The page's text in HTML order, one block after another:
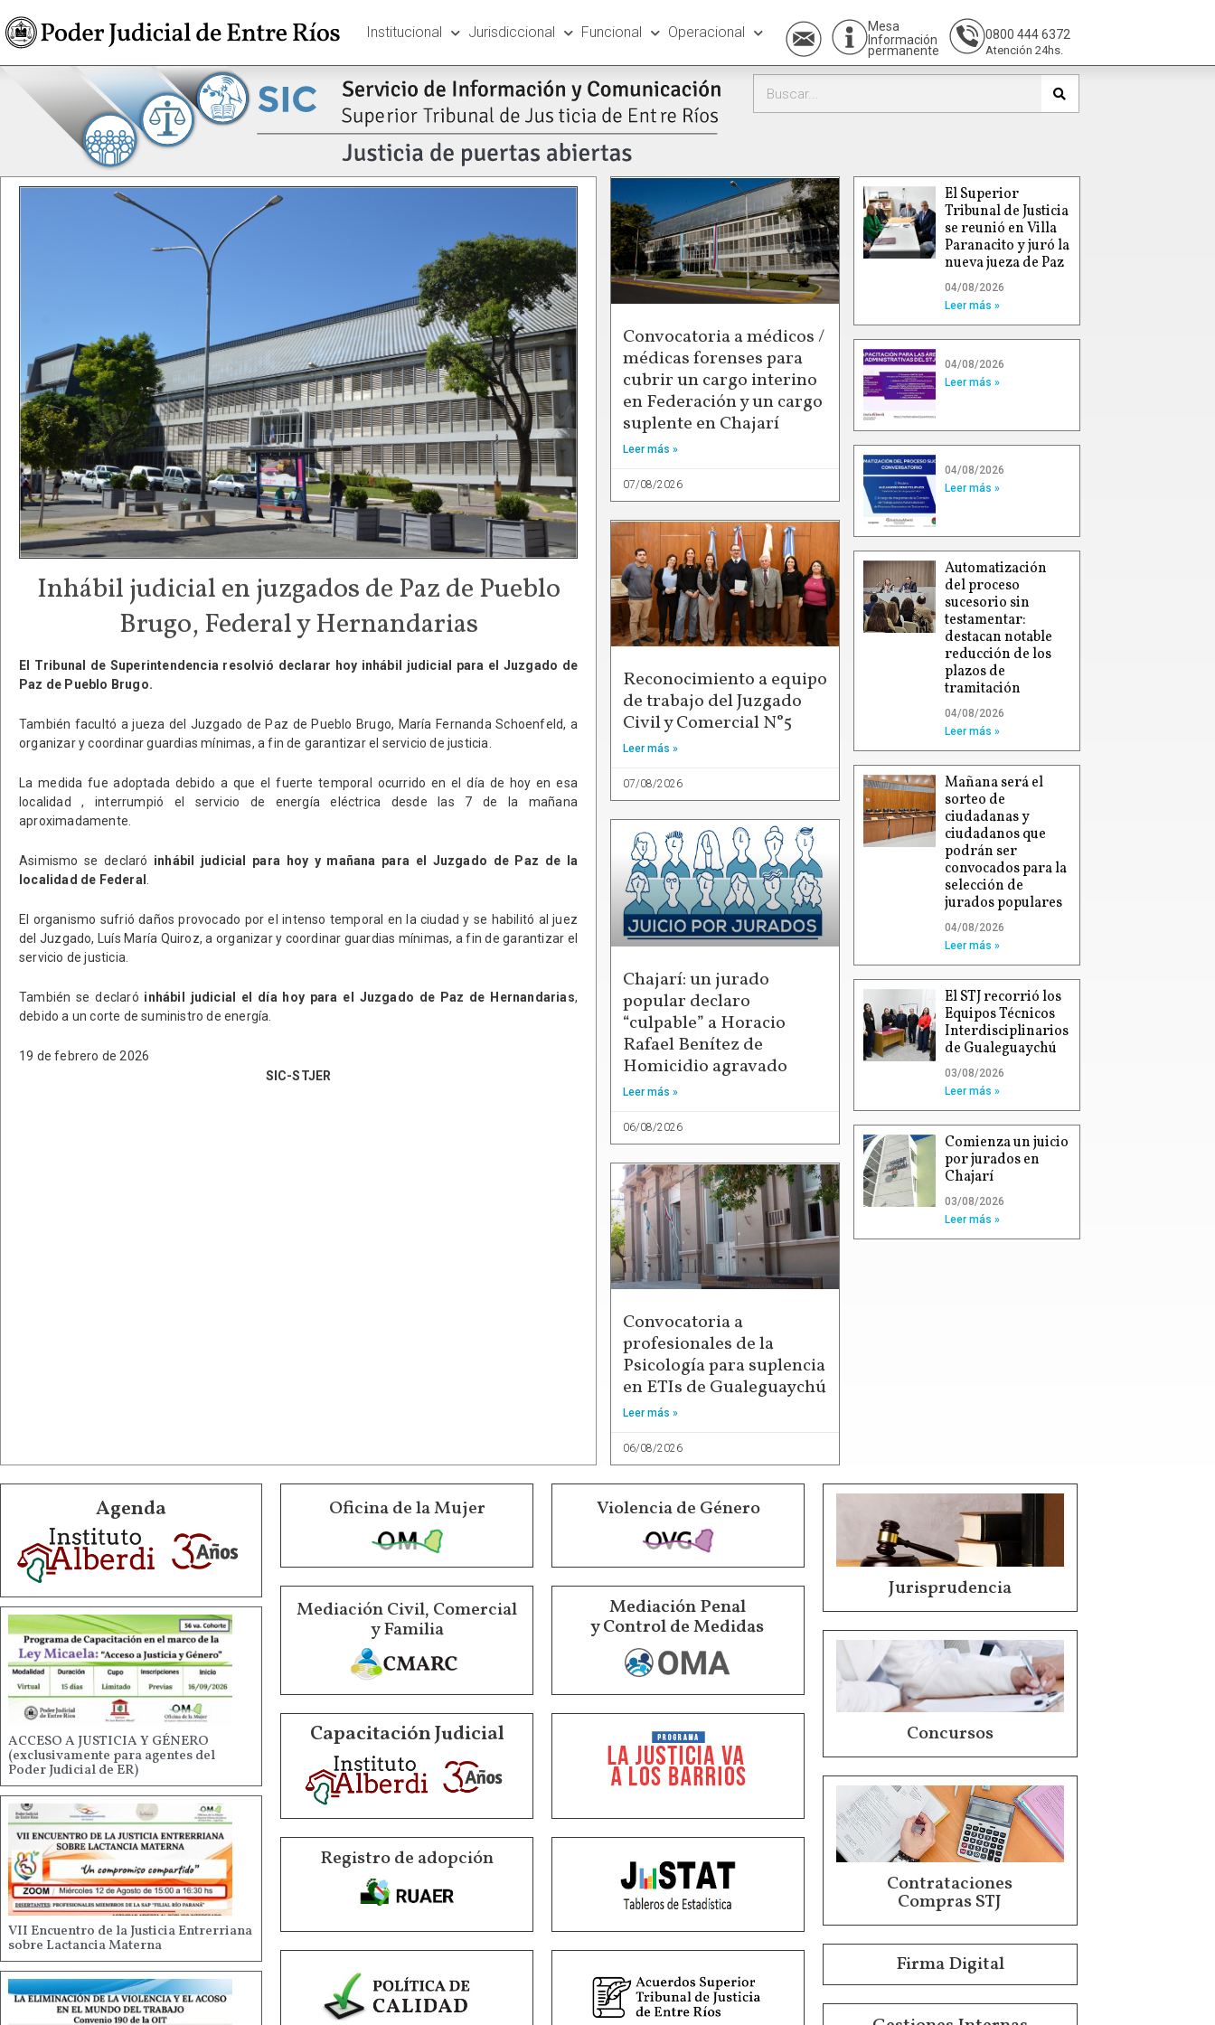
Institucional Jurisdiccional Funcional Operacional
Mesa
Información
permanente
0800 444 6372
Atención 24hs.
Inhábil judicial en juzgados de Paz de Pueblo
Brugo, Federal y Hernandarias
El Tribunal de Superintendencia resolvió declarar hoy inhábil judicial para el Juzgado de
Paz de Pueblo Brugo.
También facultó a jueza del Juzgado de Paz de Pueblo Brugo, María Fernanda Schoenfeld, a
organizar y coordinar guardias mínimas, a fin de garantizar el servicio de justicia.
La medida fue adoptada debido a que el fuerte temporal ocurrido en el día de hoy en esa
localidad , interrumpió el servicio de energía eléctrica desde las 7 de la mañana
aproximadamente.
Asimismo se declaró inhábil judicial para hoy y mañana para el Juzgado de Paz de la
localidad de Federal
El organismo sufrió daños provocado por el intenso temporal en la ciudad y se habilitó al juez
del Juzgado, Luís María Quiroz, a organizar y coordinar guardias mínimas, a fin de garantizar el
servicio de justicia.
También se declaró inhábil judicial el día hoy para el Juzgado de Paz de Hernandarias,
debido a un corte de suministro de energía.
19 de febrero de 2026
SIC-STJER
Convocatoria a médicos /
médicas forenses para
cubrir un cargo interino
en Federación y un cargo
suplente en Chajarí
Leer más »
07/08/2026
Reconocimiento a equipo
de trabajo del Juzgado
Civil y Comercial N°5
Leer más »
07/08/2026
Chajarí: un jurado
popular declaro
“culpable” a Horacio
Rafael Benítez de
Homicidio agravado
Leer más »
06/08/2026
Convocatoria a
profesionales de la
Psicología para suplencia
en ETIs de Gualeguaychú
Leer más »
06/08/2026
El Superior
Tribunal de Justicia
se reunió en Villa
Paranacito y juró la
nueva jueza de Paz
04/08/2026
Leer más »
04/08/2026
Leer más »
04/08/2026
Leer más »
Automatización
del proceso
sucesorio sin
testamentar:
destacan notable
reducción de los
plazos de
tramitación
04/08/2026
Leer más »
Mañana será el
sorteo de
ciudadanas y
ciudadanos que
podrán ser
convocados para la
selección de
jurados populares
04/08/2026
Leer más »
El STJ recorrió los
Equipos Técnicos
Interdisciplinarios
de Gualeguaychú
03/08/2026
Leer más »
Comienza un juicio
por jurados en
Chajarí
03/08/2026
Leer más »
Agenda
ACCESO A JUSTICIA Y GÉNERO
(exclusivamente para agentes del
Poder Judicial de ER)
VII Encuentro de la Justicia Entrerriana
sobre Lactancia Materna
Oficina de la Mujer Violencia de Género
Mediación Civil, Comercial
y Familia
Mediación Penal
y Control de Medidas
Capacitación Judicial
Registro de adopción
Jurisprudencia
Concursos
Contrataciones
Compras STJ
Firma Digital